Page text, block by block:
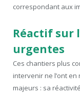
correspondant aux
Réactif sur
urgentes
Ces chantiers plus
intervenir ne l’ont
majeurs : sa